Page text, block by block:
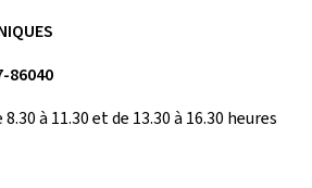
86040
à 11.30 et de 13.30 à 16.30 heures